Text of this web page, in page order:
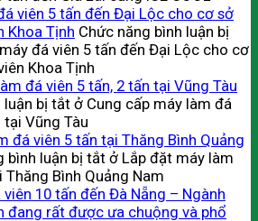
viên 5 tấn đến Đại Lộc cho cơ sở
Khoa Tịnh Chức năng bình luận bị
đá viên 5 tấn đến Đại Lộc cho cơ
Khoa Tịnh
đá viên 5 tấn, 2 tấn tại Vũng Tàu
luận bị tắtở Cung cấp máy làm đá
tại Vũng Tàu
đá viên 5 tấn tại Thăng Bình Quảng
bình luận bị tắt ở Lắp đặt máy làm
Bình Quảng Nam
10 tấn đến Đà Nẵng – Ngành
đang rất được ưa chuộng và phổ